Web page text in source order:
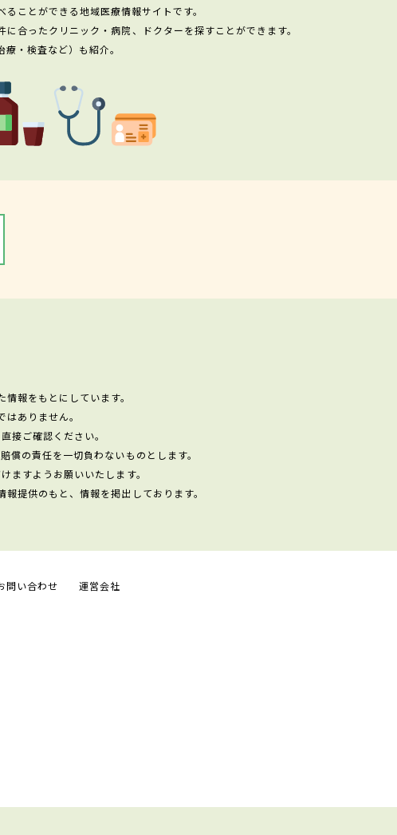
ことができる地域医療情報サイトです。
合ったクリニック・病院、ドクターを探すことができます。
・検査など）も紹介。
報をもとにしています。
ありません。
接ご確認ください。
償の責任を一切負わないものとします。
ますようお願いいたします。
提供のもと、情報を掲出しております。
問い合わせ 運営会社